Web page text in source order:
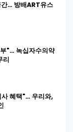
… 방배ART유스
부"… 녹십자수의약
리
사 혜택"… 우리와,